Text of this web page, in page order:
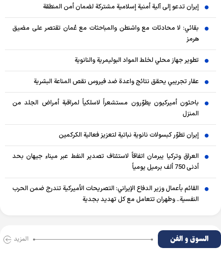
إيران تدعو إلى آلية أمنية إسلامية مشتركة لضمان أمن المنطقة
بقائي: لا محادثات مع واشنطن والمباحثات مع عُمان تقتصر على مضيق
هرمز
تطوير جهاز محلي لخلط المواد البوليمرية والنانوية
عقار تجريبي يحقق نتائج واعدة ضد فيروس نقص المناعة البشرية
باحثون أميركيون يطوّرون مستشعراً لاسلكياً لمراقبة أمراض الجلد من
المنزل
إيران تطوّر كبسولات نانوية نباتية لتعزيز فعالية الكركمين
العراق وتركيا يبرمان اتفاقاً لاستئناف تصدير النفط عبر ميناء جيهان بحد
أدنى 750 ألف برميل يومياً
القائم بأعمال وزير الدفاع الإيراني: التصريحات الأميركية تندرج ضمن الحرب
النفسية.. وطهران تتعامل مع كل تهديد بجدية
السوق و الفن المزید